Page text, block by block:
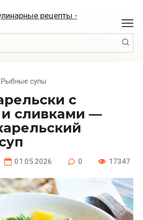
Рыбные супы
сливками —
01.05.2026 0 17347